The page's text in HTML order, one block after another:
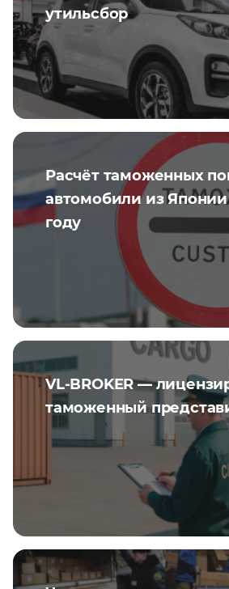
утильсбор
Расчёт таможенных
автомобили из Японии
году
VL-BROKER —
таможенный